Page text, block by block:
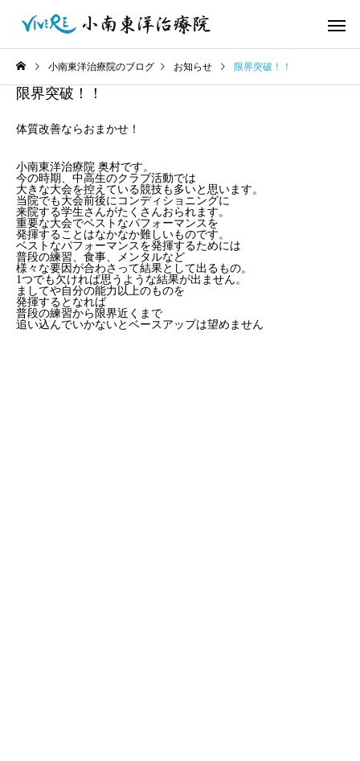
小南東洋治療院のブログ お知らせ 限界突破！！
限界突破！！
体質改善ならおまかせ！
小南東洋治療院 奥村です。
今の時期、中高生のクラブ活動では
大きな大会を控えている競技も多いと思います。
当院でも大会前後にコンディショニングに
来院する学生さんがたくさんおられます。
重要な大会でベストなパフォーマンスを
発揮することはなかなか難しいものです。
ベストなパフォーマンスを発揮するためには
普段の練習、食事、メンタルなど
様々な要因が合わさって結果として出るもの。
1つでも欠ければ思うような結果が出ません。
ましてや自分の能力以上のものを
発揮するとなれば
普段の練習から限界近くまで
追い込んでいかないとベースアップは望めません